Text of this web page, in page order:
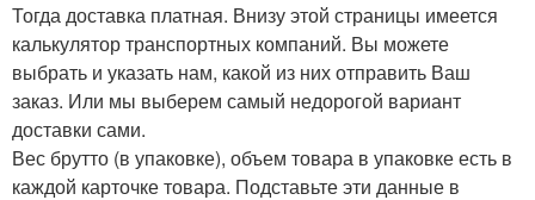
Тогда доставка платная. Внизу этой страницы имеется
калькулятор транспортных компаний. Вы можете
выбрать и указать нам, какой из них отправить Ваш
заказ. Или мы выберем самый недорогой вариант
доставки сами.
Вес брутто (в упаковке), объем товара в упаковке есть в
каждой карточке товара. Подставьте эти данные в